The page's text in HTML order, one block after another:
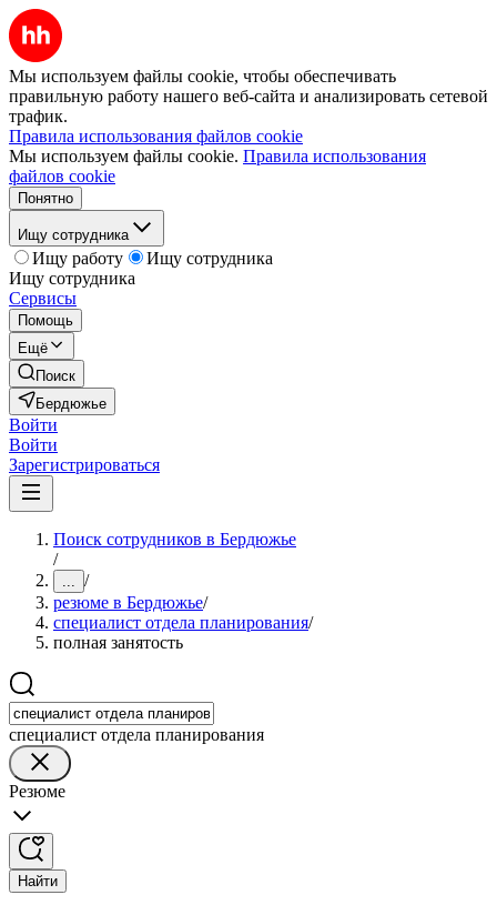
Мы используем файлы cookie, чтобы обеспечивать
правильную работу нашего веб-сайта и анализировать сетевой
трафик.
Правила использования файлов cookie
Мы используем файлы cookie. Правила использования
файлов cookie
Понятно
Ищу сотрудника
Ищу работу
Ищу сотрудника
Ищу сотрудника
Сервисы
Помощь
Ещё
Поиск
Бердюжье
Войти
Войти
Зарегистрироваться
Поиск сотрудников в Бердюжье
/
... /
резюме в Бердюжье/
специалист отдела планирования/
полная занятость
специалист отдела планирования
Резюме
Найти